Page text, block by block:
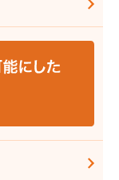
ー